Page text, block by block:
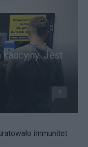
Jest
2
immunitet